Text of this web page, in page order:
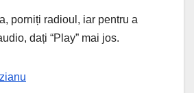
porniți radioul, iar pentru a
dați “Play” mai jos.